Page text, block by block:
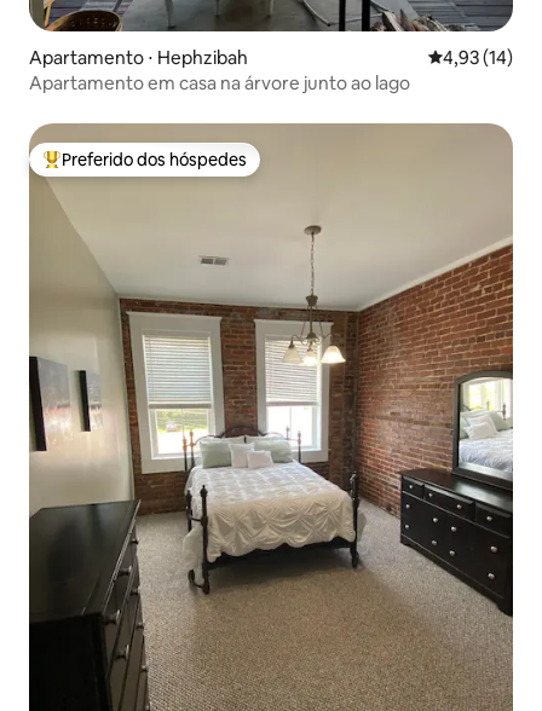
Apartamento ⋅ Hephzibah 4,93 de uma
4,93 (14)
Apartamento em casa na árvore junto ao lago
Entre os melhores preferidos dos hóspedes
Preferido dos hóspedes